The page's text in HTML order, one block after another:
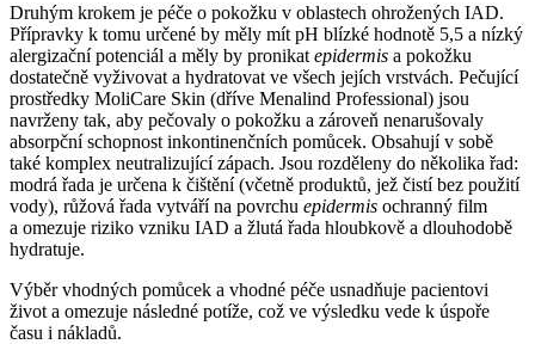
Druhým krokem je péče o pokožku v oblastech ohrožených IAD.
Přípravky k tomu určené by měly mít pH blízké hodnotě 5,5 a nízký
alergizační potenciál a měly by pronikat epidermis a pokožku
dostatečně vyživovat a hydratovat ve všech jejích vrstvách. Pečující
prostředky MoliCare Skin (dříve Menalind Professional) jsou
navrženy tak, aby pečovaly o pokožku a zároveň nenarušovaly
absorpční schopnost inkontinenčních pomůcek. Obsahují v sobě
také komplex neutralizující zápach. Jsou rozděleny do několika řad:
modrá řada je určena k čištění (včetně produktů, jež čistí bez použití
vody), růžová řada vytváří na povrchu epidermis ochranný film
a omezuje riziko vzniku IAD a žlutá řada hloubkově a dlouhodobě
hydratuje.
Výběr vhodných pomůcek a vhodné péče usnadňuje pacientovi
život a omezuje následné potíže, což ve výsledku vede k úspoře
času i nákladů.